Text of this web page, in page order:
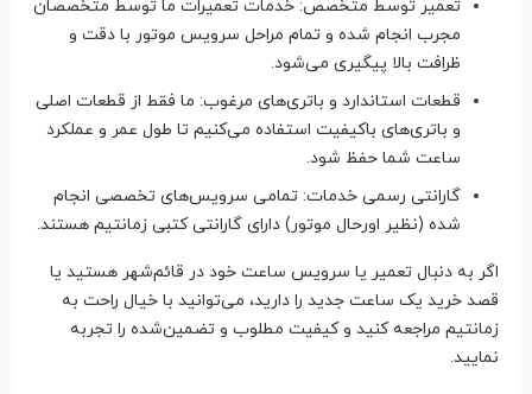
تعمیر توسط متخصص: خدمات تعمیرات ما توسط متخصصان
مجرب انجام شده و تمام مراحل سرویس موتور با دقت و
ظرافت بالا پیگیری می‌شود.
قطعات استاندارد و باتری‌های مرغوب: ما فقط از قطعات اصلی
و باتری‌های باکیفیت استفاده می‌کنیم تا طول عمر و عملکرد
ساعت شما حفظ شود.
گارانتی رسمی خدمات: تمامی سرویس‌های تخصصی انجام
شده (نظیر اورحال موتور) دارای گارانتی کتبی زمانتیم هستند.
اگر به دنبال تعمیر یا سرویس ساعت خود در قائم‌شهر هستید یا
قصد خرید یک ساعت جدید را دارید، می‌توانید با خیال راحت به
زمانتیم مراجعه کنید و کیفیت مطلوب و تضمین‌شده را تجربه
نمایید.